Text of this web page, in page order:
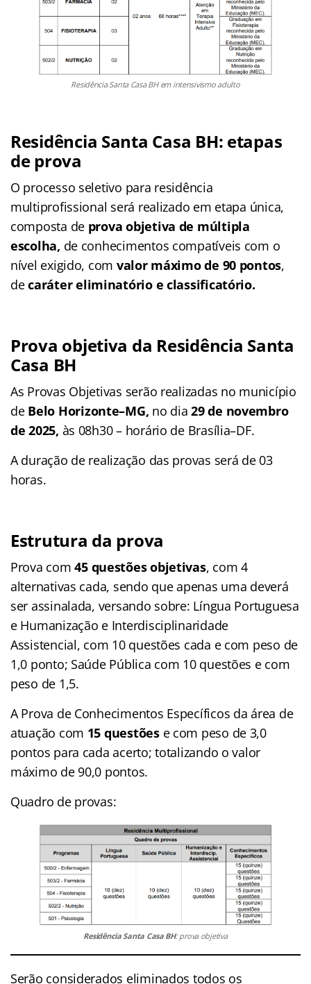
Residência Santa Casa BH em intensivismo adulto
Residência Santa Casa BH: etapas
de prova
O processo seletivo para residência
multiprofissional será realizado em etapa única,
composta de prova objetiva de múltipla
escolha, de conhecimentos compatíveis com o
nível exigido, com valor máximo de 90 pontos,
decaráter eliminatório e classificatório.
Prova objetiva da Residência Santa
Casa BH
As Provas Objetivas serão realizadas no município
de Belo Horizonte–MG, no dia 29 de novembro
de 2025, às 08h30 – horário de Brasília–DF.
A duração de realização das provas será de 03
horas.
Estrutura da prova
Prova com45 questões objetivas, com 4
alternativas cada, sendo que apenas uma deverá
ser assinalada, versando sobre: Língua Portuguesa
e Humanização e Interdisciplinaridade
Assistencial, com 10 questões cada e com peso de
1,0 ponto; Saúde Pública com 10 questões e com
peso de 1,5.
A Prova de Conhecimentos Específicos da área de
atuação com 15 questõese com peso de 3,0
pontos para cada acerto; totalizando o valor
máximo de 90,0 pontos.
Quadro de provas:
Residência Santa Casa BH: prova objetiva
Serão considerados eliminados todos os